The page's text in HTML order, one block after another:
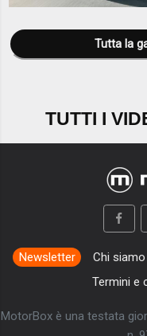
TUTTI I
Newsletter Chi siamo
Termini e
MotorBox è una testata